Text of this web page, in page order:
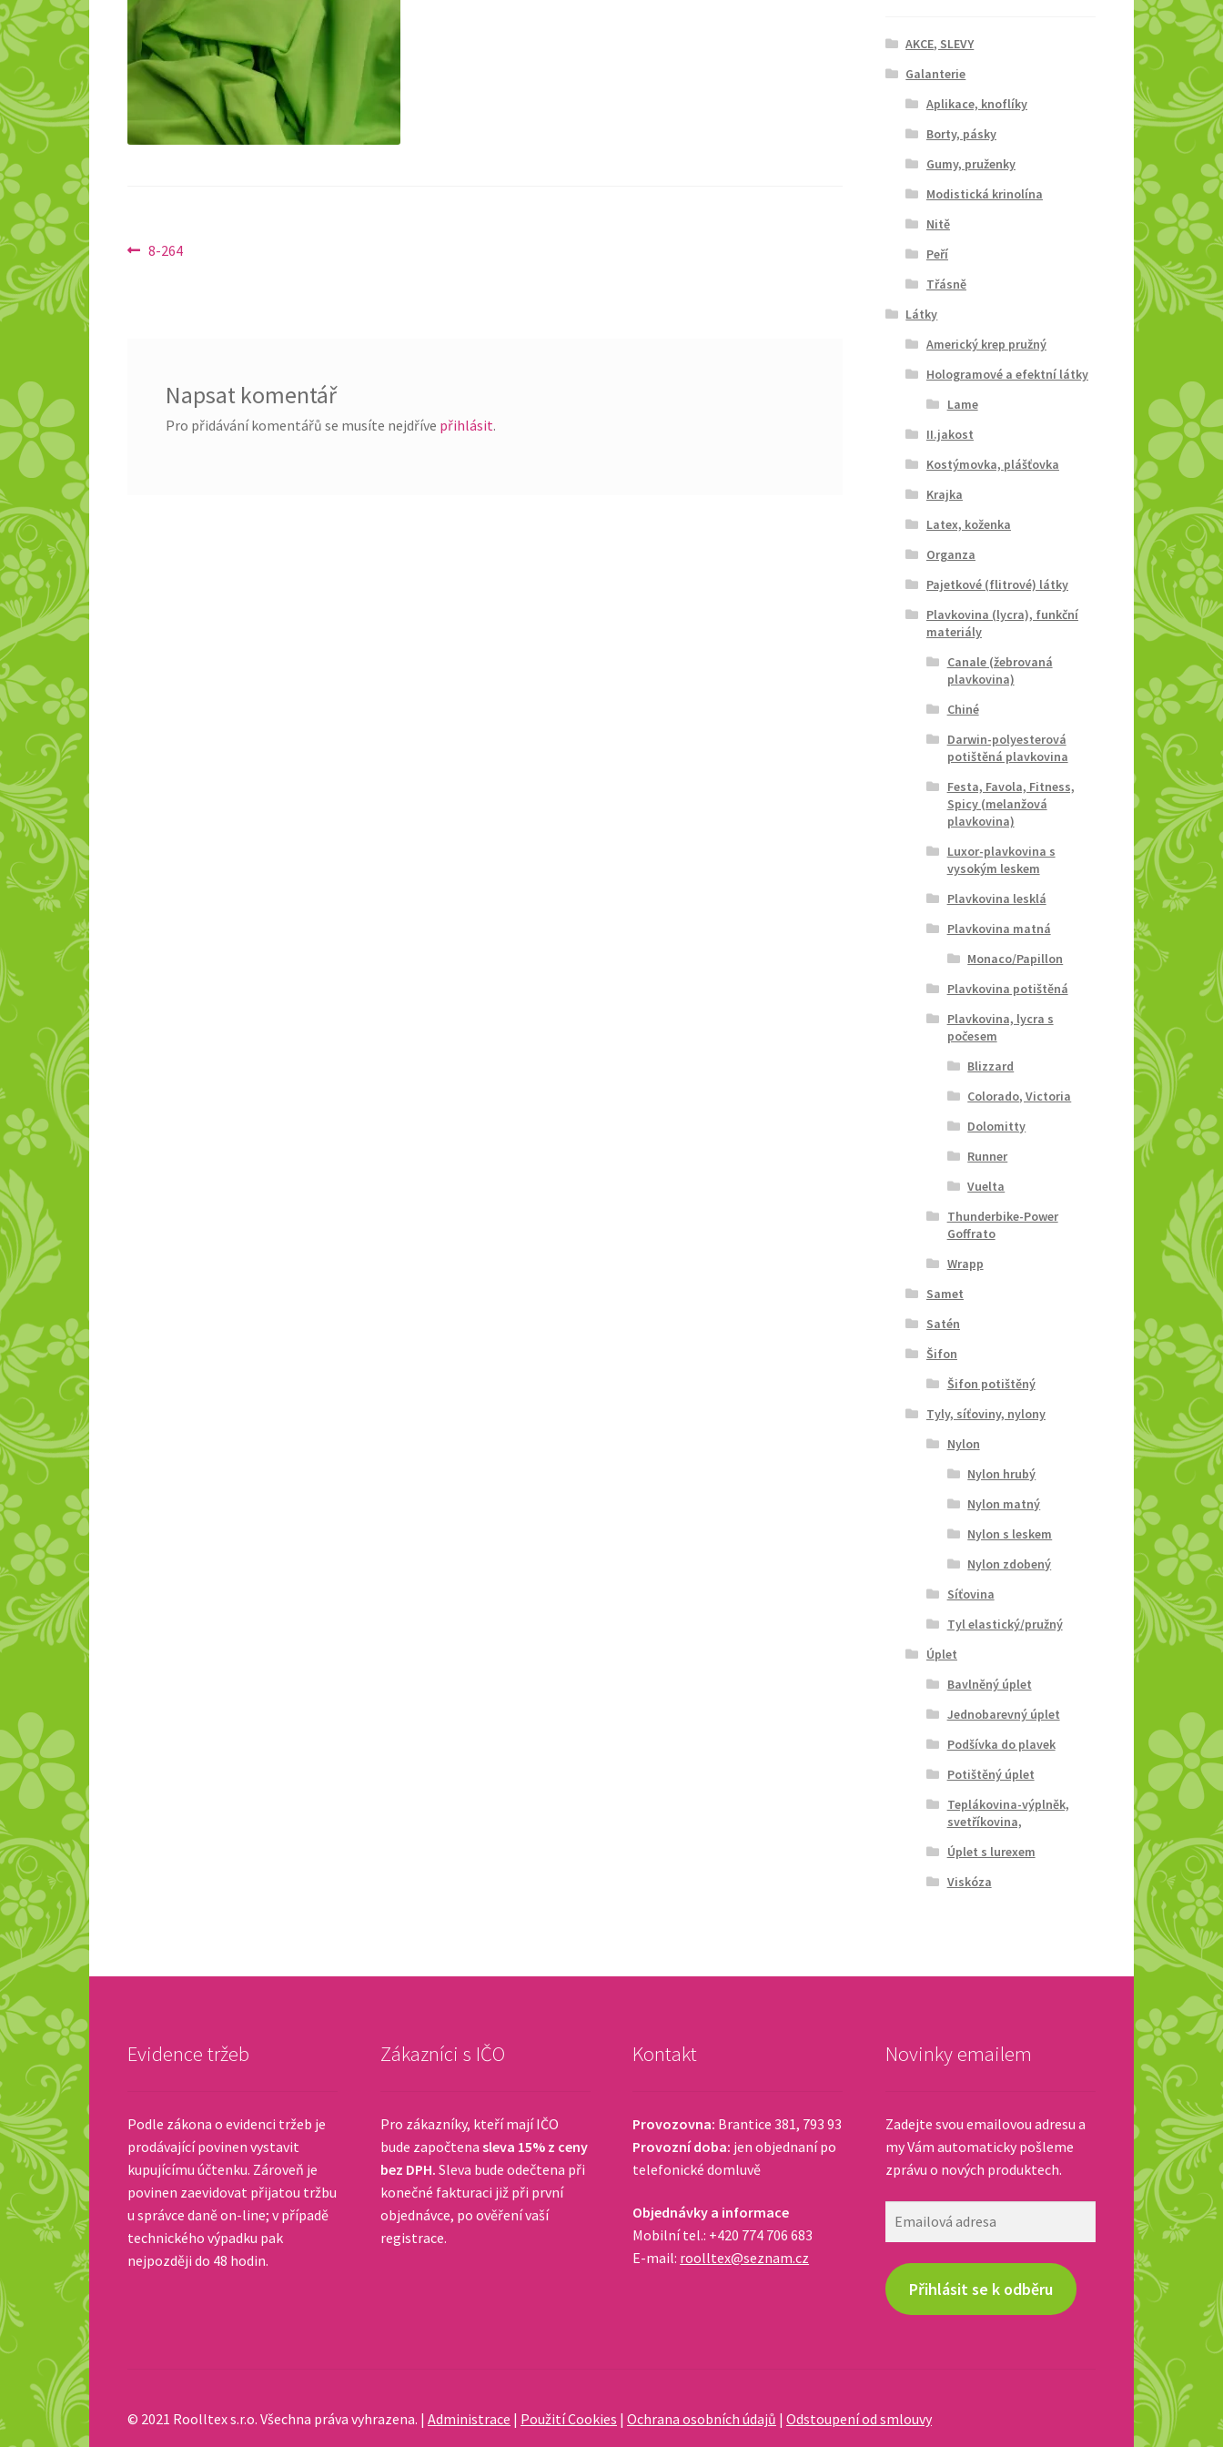
Navigace
Předchozí
8-264
Napsat komentář
Pro přidávání komentářů se musíte nejdříve přihlásit.
AKCE, SLEVY
Galanterie
Aplikace, knoflíky
Borty, pásky
Gumy, pruženky
Modistická krinolína
Nitě
Peří
Třásně
Látky
Americký krep pružný
Hologramové a efektní látky
Lame
II.jakost
Kostýmovka, plášťovka
Krajka
Latex, koženka
Organza
Pajetkové (flitrové) látky
Plavkovina (lycra), funkční
materiály
Canale (žebrovaná
plavkovina)
Chiné
Darwin-polyesterová
potištěná plavkovina
Festa, Favola, Fitness,
Spicy (melanžová
plavkovina)
Luxor-plavkovina s
vysokým leskem
Plavkovina lesklá
Plavkovina matná
Monaco/Papillon
Plavkovina potištěná
Plavkovina, lycra s
počesem
Blizzard
Colorado, Victoria
Dolomitty
Runner
Vuelta
Thunderbike-Power
Goffrato
Wrapp
Samet
Satén
Šifon
Šifon potištěný
Tyly, síťoviny, nylony
Nylon
Nylon hrubý
Nylon matný
Nylon s leskem
Nylon zdobený
Síťovina
Tyl elastický/pružný
Úplet
Bavlněný úplet
Jednobarevný úplet
Podšívka do plavek
Potištěný úplet
Teplákovina-výplněk,
svetříkovina,
Úplet s lurexem
Viskóza
Evidence tržeb
Podle zákona o evidenci tržeb je
prodávající povinen vystavit
kupujícímu účtenku. Zároveň je
povinen zaevidovat přijatou tržbu
u správce daně on-line; v případě
technického výpadku pak
nejpozději do 48 hodin.
Zákazníci s IČO
Pro zákazníky, kteří mají IČO
bude započtena sleva 15% z ceny
bez DPH. Sleva bude odečtena při
konečné fakturaci již při první
objednávce, po ověření vaší
registrace.
Kontakt
Provozovna: Brantice 381, 793 93
Provozní doba: jen objednaní po
telefonické domluvě
Objednávky a informace
Mobilní tel.: +420 774 706 683
E-mail: roolltex@seznam.cz
Novinky emailem
Zadejte svou emailovou adresu a
my Vám automaticky pošleme
zprávu o nových produktech.
Přihlásit se k odběru
© 2021 Roolltex s.r.o. Všechna práva vyhrazena. |Administrace | Použití Cookies |Ochrana osobních údajů |Odstoupení od smlouvy